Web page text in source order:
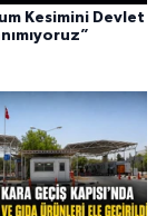
Kesimini Devlet